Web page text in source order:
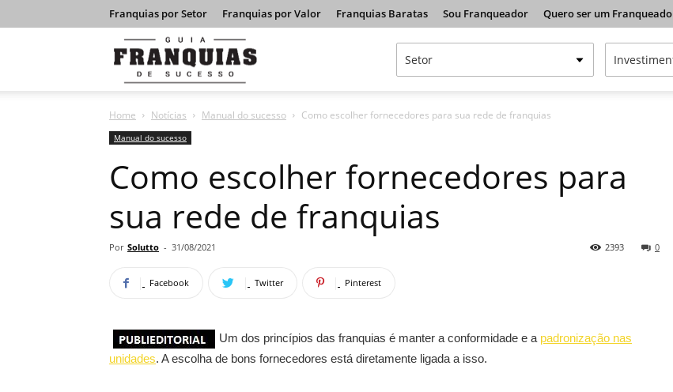
Franquias por Setor Franquias por Valor Franquias Baratas Sou Franqueador Quero ser um Franqueado
Franquias
de
Home Notícias Manual do sucesso Como escolher fornecedores para sua rede de franquias
Manual do sucesso
Como escolher fornecedores para
sua rede de franquias
Por Solutto - 31/08/2021 0
2393
Facebook Twitter Pinterest
Um dos princípios das franquias é manter a conformidade e a padronização nas
unidades. A escolha de bons fornecedores está diretamente ligada a isso.